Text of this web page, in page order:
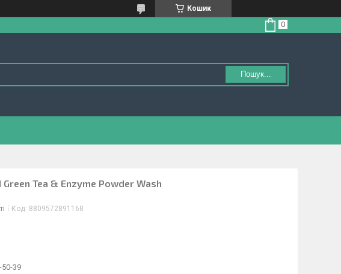
Кошик
Пошук...
Tea & Enzyme Powder Wash
Код: 8809572891168
50-39